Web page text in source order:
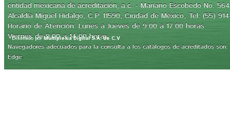
entidad mexicana de acreditación, a.c. - Mariano Escobedo No.
Alcaldía Miguel Hidalgo, C.P. 11590, Ciudad de México, Tel: (55)
Horario de Atención: Lunes a Jueves de 9:00 a 17:00 horas
Viernes de 9:00 a 14:00 horas
Navegadores adecuados para la consulta a los catálogos de acreditados
Edge.
Diseñado porMultiplexia Digital S.A. de C.V